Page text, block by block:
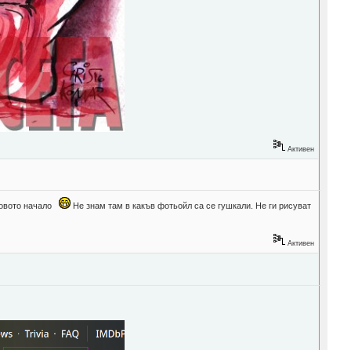
Активен
начало
Не знам там в какъв фотьойл са се гушкали. Не ги рисуват
Активен